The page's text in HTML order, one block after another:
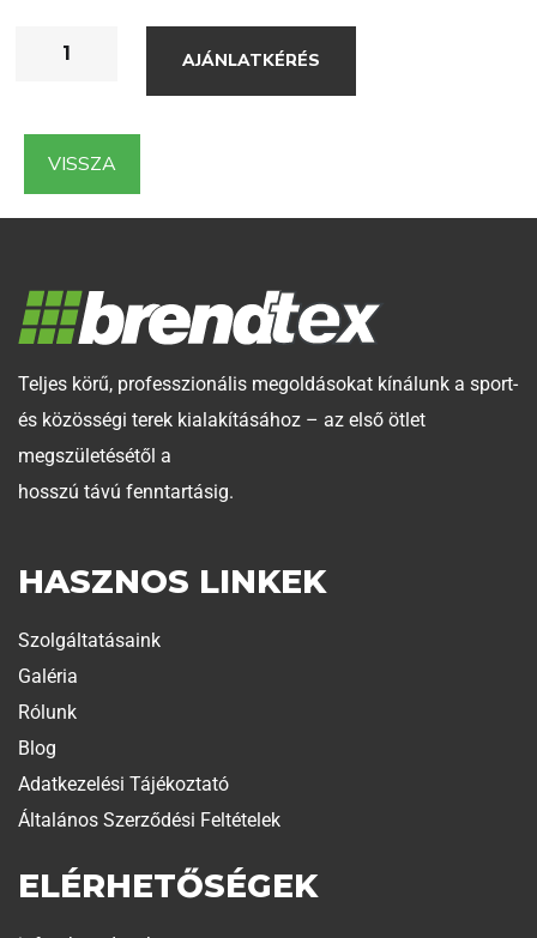
AJÁNLATKÉRÉS
VISSZA
Teljes körű, professzionális megoldásokat kínálunk a sport-
és közösségi terek kialakításához – az első ötlet
megszületésétől a
hosszú távú fenntartásig.
HASZNOS LINKEK
Szolgáltatásaink
Galéria
Rólunk
Blog
Adatkezelési Tájékoztató
Általános Szerződési Feltételek
ELÉRHETŐSÉGEK